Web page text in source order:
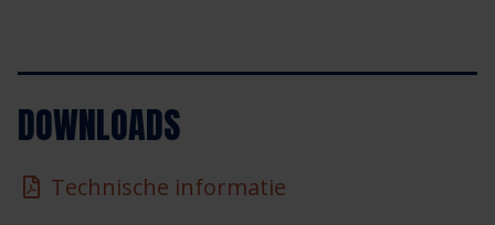
DOWNLOADS
Technische informatie